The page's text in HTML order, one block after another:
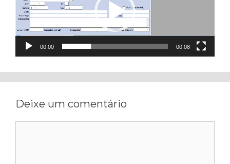
00:00 00:08
Deixe um comentário